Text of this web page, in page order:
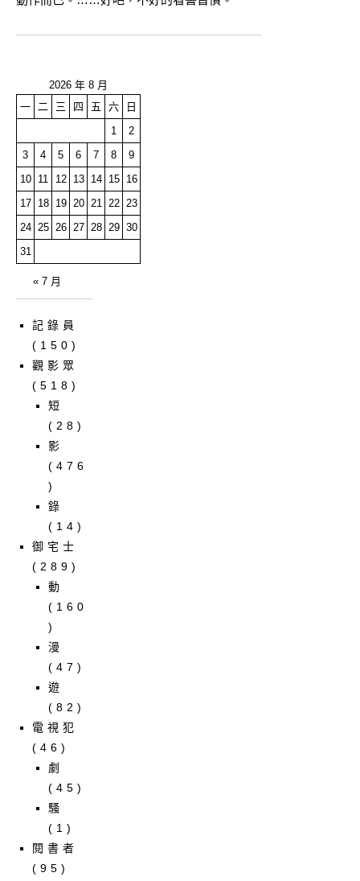
2026 年 8 月
一 二 三 四 五 六
日
1
2
3
4 5 6 7 8
9
10
11 12 13 14 15
16
17
18 19 20 21 22 23
24 25 26 27 28 29 30
31
« 7 月
記錄員
(150)
觀影眾
(518)
短
(28)
影
(476
)
錄
(14)
御宅士
(289)
動
(160
)
漫
(47)
遊
(82)
電視犯
(46)
劇
(45)
騷
(1)
閱書者
(95)